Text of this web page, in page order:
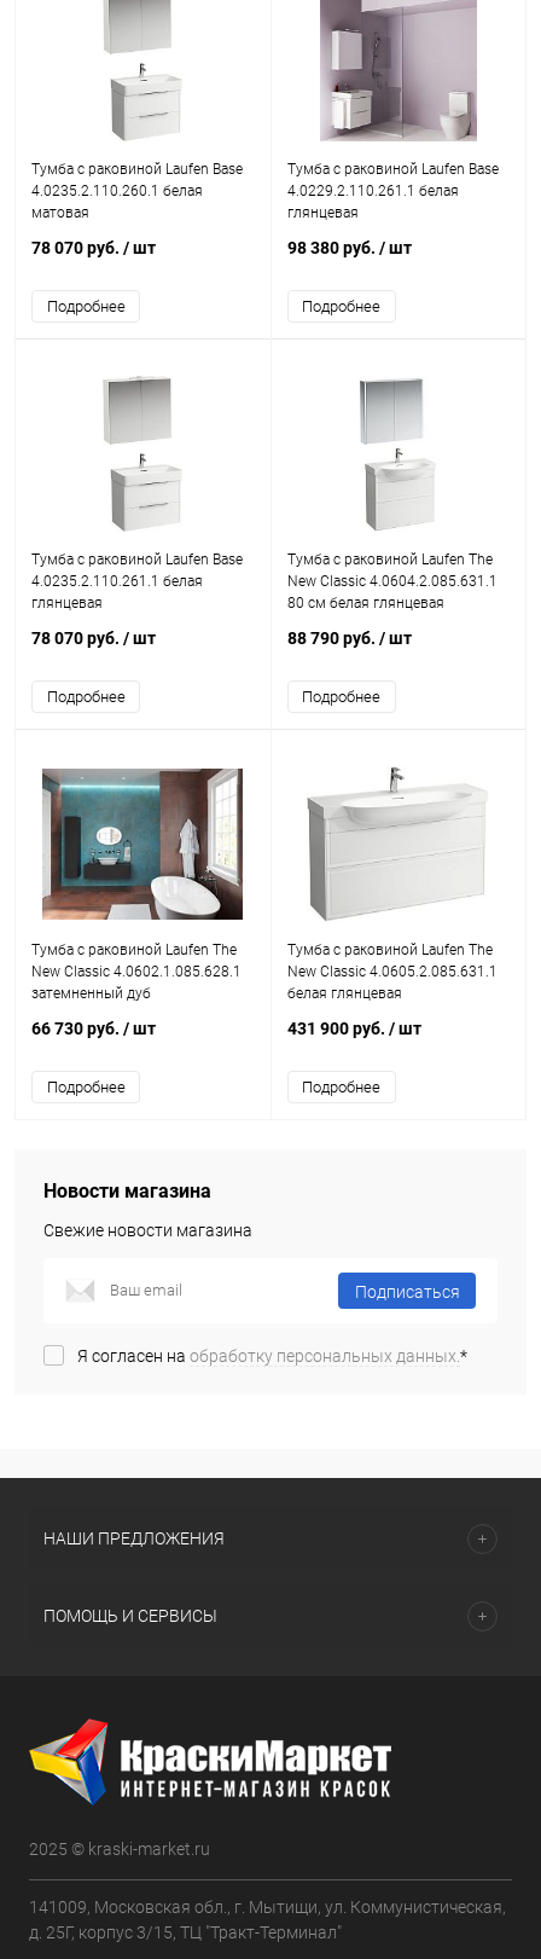
Тумба с раковиной Laufen Base
4.0235.2.110.260.1 белая
матовая
78 070 руб. / шт
Подробнее
Тумба с раковиной Laufen Base
4.0229.2.110.261.1 белая
глянцевая
98 380 руб. / шт
Подробнее
Тумба с раковиной Laufen Base
4.0235.2.110.261.1 белая
глянцевая
78 070 руб. / шт
Подробнее
Тумба с раковиной Laufen The
New Classic 4.0604.2.085.631.1
80 см белая глянцевая
88 790 руб. / шт
Подробнее
Тумба с раковиной Laufen The
New Classic 4.0602.1.085.628.1
затемненный дуб
66 730 руб. / шт
Подробнее
Тумба с раковиной Laufen The
New Classic 4.0605.2.085.631.1
белая глянцевая
431 900 руб. / шт
Подробнее
Новости магазина
Свежие новости магазина
Подписаться
Я согласен на обработку персональных данных.*
НАШИ ПРЕДЛОЖЕНИЯ
ПОМОЩЬ И СЕРВИСЫ
2025 © kraski-market.ru
141009, Московская обл., г. Мытищи, ул. Коммунистическая,
д. 25Г, корпус 3/15, ТЦ "Тракт-Терминал"